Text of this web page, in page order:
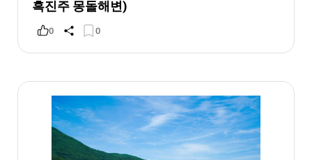
흑진주 몽돌해변)
0 0